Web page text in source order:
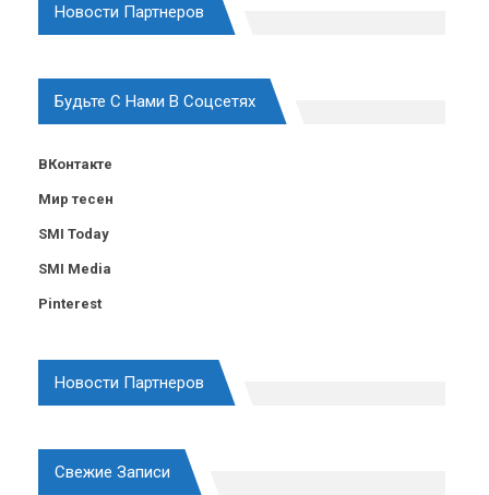
Новости Партнеров
Будьте С Нами В Соцсетях
ВКонтакте
Мир тесен
SMI Today
SMI Media
Pinterest
Новости Партнеров
Свежие Записи